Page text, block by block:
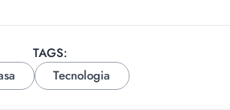
TAGS:
Tecnologia